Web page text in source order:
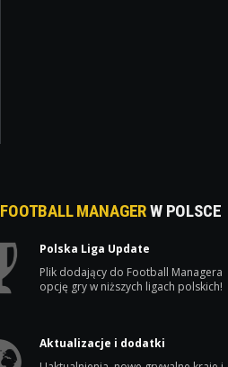
FOOTBALL MANAGERW POLSCE
Polska Liga Update
Plik dodający do Football Managera
opcję gry w niższych ligach polskich!
Aktualizacje i dodatki